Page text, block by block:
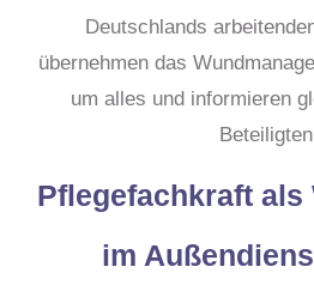
Deutschlands
übernehmen das
um alles und informieren
Pflegefachkraft als
im